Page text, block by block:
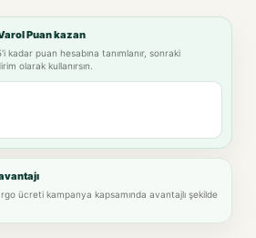
Puan kazan
kadar puan hesabına tanımlanır, sonraki
olarak kullanırsın.
ücreti kampanya kapsamında avantajlı şekilde